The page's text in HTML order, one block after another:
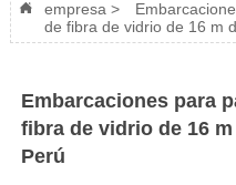

empresa >
de fibra de vidrio de 16 m
Embarcaciones para
fibra de vidrio de 16
Perú